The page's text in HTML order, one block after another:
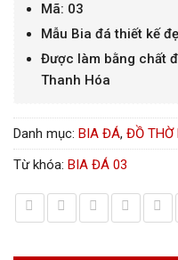
Mã: 03
Mẫu Bia đá thiết kế
Được làm bằng chất
Thanh Hóa
Danh mục: BIA ĐÁ, ĐỒ THỜ
Từ khóa: BIA ĐÁ 03